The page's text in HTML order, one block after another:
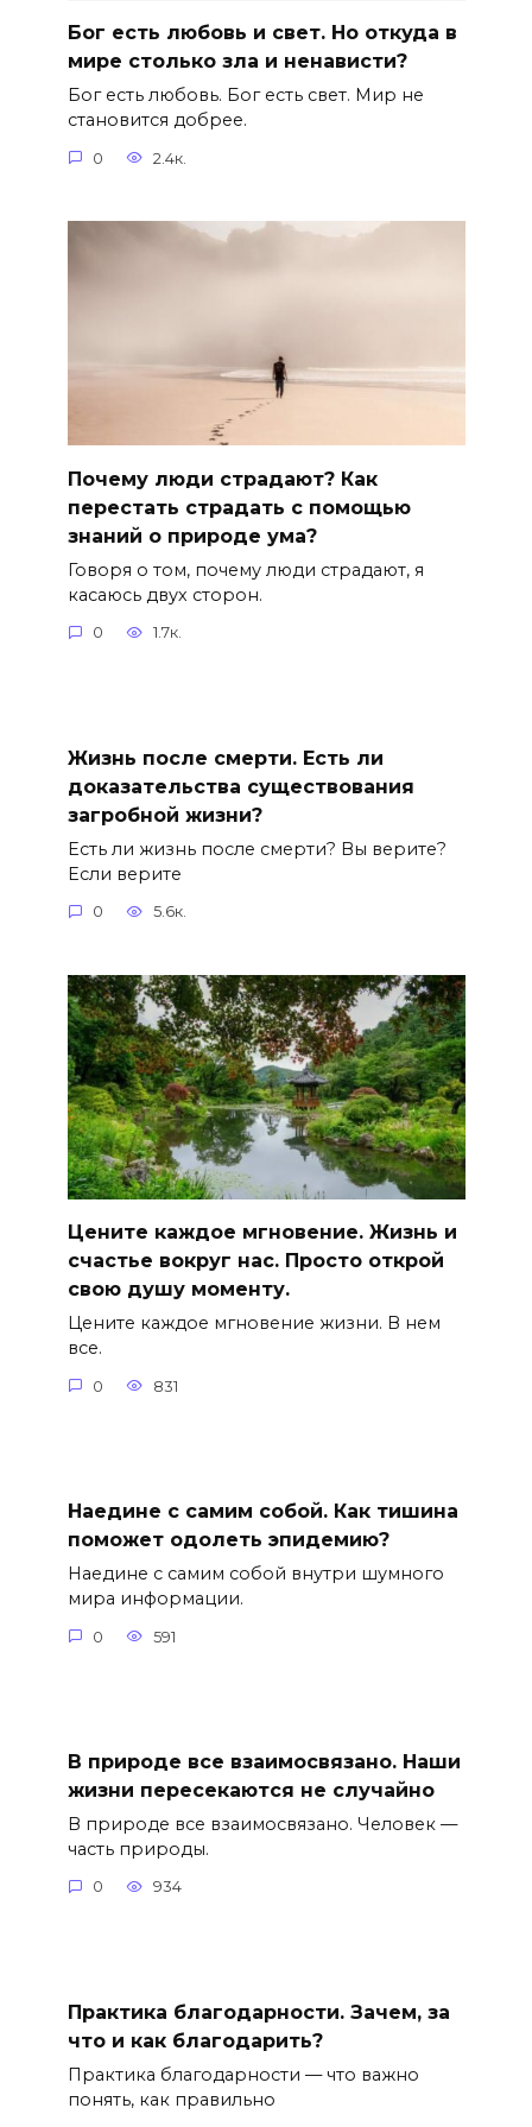
Бог есть любовь и свет. Но откуда в
мире столько зла и ненависти?
Бог есть любовь. Бог есть свет. Мир не
становится добрее.
0 2.4к.
Почему люди страдают? Как
перестать страдать с помощью
знаний о природе ума?
Говоря о том, почему люди страдают, я
касаюсь двух сторон.
0 1.7к.
Жизнь после смерти. Есть ли
доказательства существования
загробной жизни?
Есть ли жизнь после смерти? Вы верите?
Если верите
0 5.6к.
Цените каждое мгновение. Жизнь и
счастье вокруг нас. Просто открой
свою душу моменту.
Цените каждое мгновение жизни. В нем
все.
0 831
Наедине с самим собой. Как тишина
поможет одолеть эпидемию?
Наедине с самим собой внутри шумного
мира информации.
0 591
В природе все взаимосвязано. Наши
жизни пересекаются не случайно
В природе все взаимосвязано. Человек —
часть природы.
0 934
Практика благодарности. Зачем, за
что и как благодарить?
Практика благодарности — что важно
понять, как правильно